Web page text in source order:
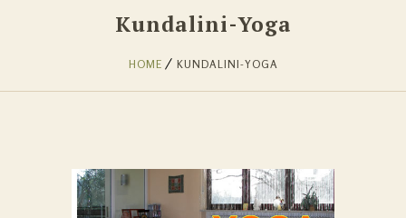
Kundalini-Yoga
HOME KUNDALINI-YOGA